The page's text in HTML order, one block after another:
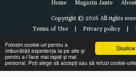
Disallow
Folosim cookie-uri pentru a
îmbunătăți experiența ta pe site și
pentru a-l face mai rapid și mai
personal. Poți alege să accepți sau să refuzi cookie-
Home Magazin Jante
Copyright © 2026 All rights
Terms of Use| Privacy policy|